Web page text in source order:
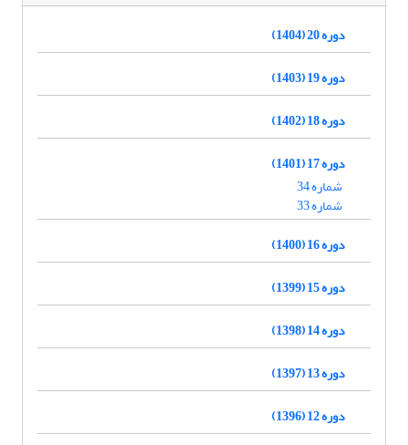
دوره 20 (1404)
دوره 19 (1403)
دوره 18 (1402)
دوره 17 (1401)
شماره 34
شماره 33
دوره 16 (1400)
دوره 15 (1399)
دوره 14 (1398)
دوره 13 (1397)
دوره 12 (1396)